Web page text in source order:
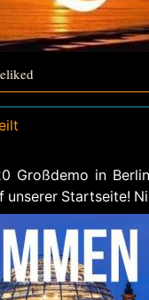
Großdemo in
unserer Startseite!